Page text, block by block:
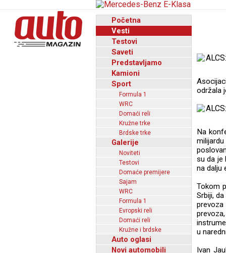
Početna
Vesti
Testovi
Saveti
Predstavljamo
Kamioni
Sport
Formula 1
WRC
Domaći reli
Kružne trke
Brdske trke
Galerije
Noviteti
Testovi
Domaće premijere
Sajam
WRC
Formula 1
Evropski reli
Domaći reli
Kružne i brdske
Auto oglasi
Novi automobili
održala
Na
su da je
na dalju
Tokom
Srbiji,
u
Ivan